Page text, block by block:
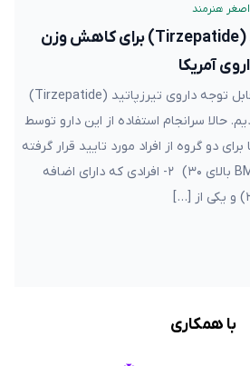
هنرمند
تایید داروی تیرزپاتید (Tirzepatide) برای کاهش وزن
آمریکا
اواخر اردیبهشت از نتایج قابل توجه داروی تیرزپاتید (Tirzepatide)
سرانجام استفاده از این دارو توسط
دو گروه از افراد مورد تایید قرار گرفته
است: ۱- افراد چاق (دارای BMI بالای ۳۰) ۲- افرادی که دارای اضافه
با همکاری